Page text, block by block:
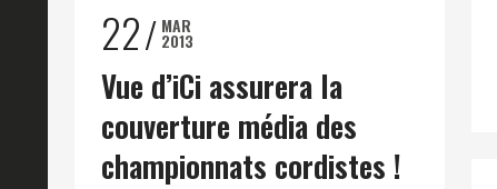
22 MAR
2013
Vue d’iCi assurera la
couverture média des
championnats cordistes !